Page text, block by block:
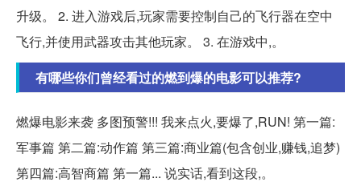
升级。 2. 进入游戏后,玩家需要控制自己的飞行器在空中
飞行,并使用武器攻击其他玩家。 3. 在游戏中,。
有哪些你们曾经看过的燃到爆的电影可以推荐?
燃爆电影来袭 多图预警!!! 我来点火,要爆了,RUN! 第一篇:
军事篇 第二篇:动作篇 第三篇:商业篇(包含创业,赚钱,追梦)
第四篇:高智商篇 第一篇... 说实话,看到这段,。